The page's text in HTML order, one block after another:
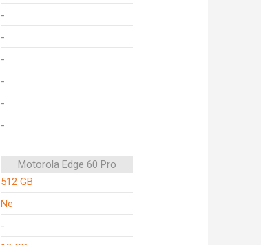
-
-
-
-
-
-
Motorola Edge 60 Pro
512 GB
Ne
-